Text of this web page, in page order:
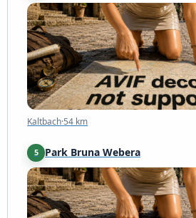
Kaltbach·54 km
Kaltbach·54 km
5 Park Bruna Webera
Dietikon·61 km